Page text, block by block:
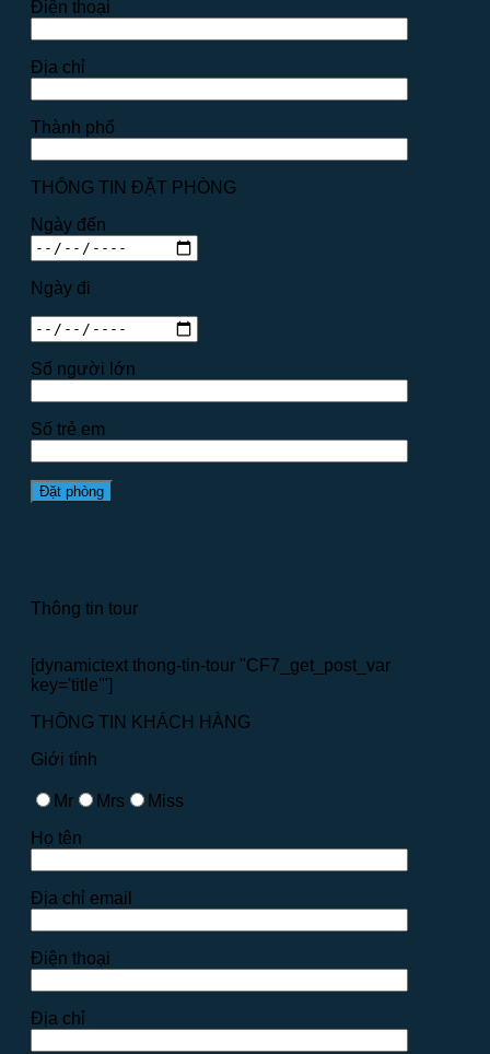
Điện thoại
Địa chỉ
Thành phố
THÔNG TIN ĐẶT PHÒNG
Ngày đến
Ngày đi
Số người lớn
Số trẻ em
Thông tin tour
[dynamictext thong-tin-tour "CF7_get_post_var
key='title'"]
THÔNG TIN KHÁCH HÀNG
Giới tính
Mr Mrs
Miss
Họ tên
Địa chỉ email
Điện thoại
Địa chỉ